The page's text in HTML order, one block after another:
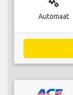
Automaat